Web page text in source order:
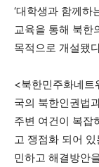
‘대학생과 함께하
교육을 통해 북한
목적으로 개설됐
<북한민주화네트
국의 북한인권법
주변 여건이 복잡
고 쟁점화 되어
민하고 해결방안